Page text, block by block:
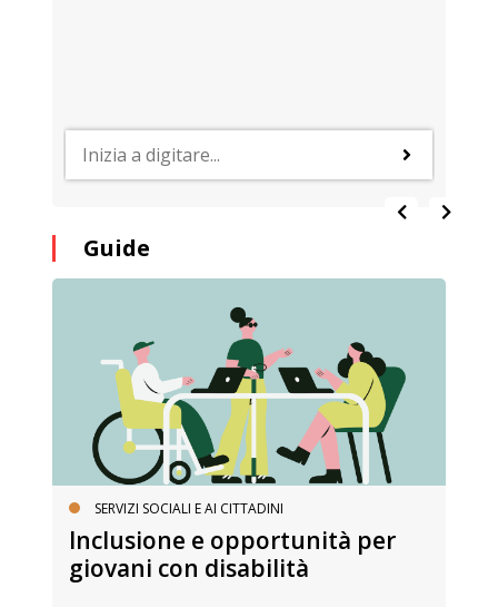
Guide
SERVIZI SOCIALI E AI CITTADINI
Inclusione e opportunità per
giovani con disabilità